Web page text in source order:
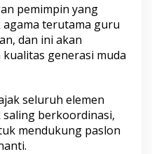
pemimpin yang
terutama guru
dan ini akan
generasi muda
seluruh elemen
berkoordinasi,
mendukung paslon